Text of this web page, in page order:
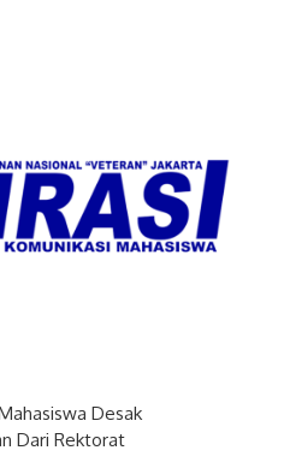
Desak
Dari Rektorat